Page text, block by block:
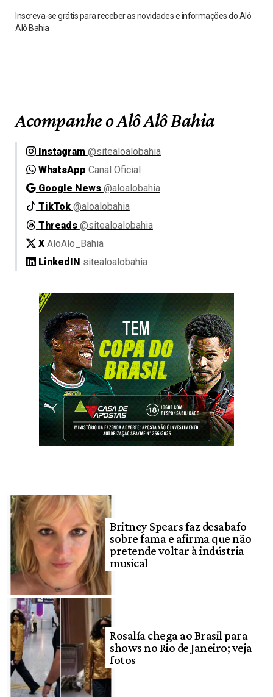
Inscreva-se grátis para receber as novidades e informações do Alô
Alô Bahia
Acompanhe o Alô Alô Bahia
Instagram @sitealoalobahia
WhatsApp Canal Oficial
Google News @aloalobahia
TikTok @aloalobahia
Threads @sitealoalobahia
X AloAlo_Bahia
LinkedIN sitealoalobahia
Britney Spears faz desabafo
sobre fama e afirma que não
pretende voltar à indústria
musical
Rosalía chega ao Brasil para
shows no Rio de Janeiro; veja
fotos